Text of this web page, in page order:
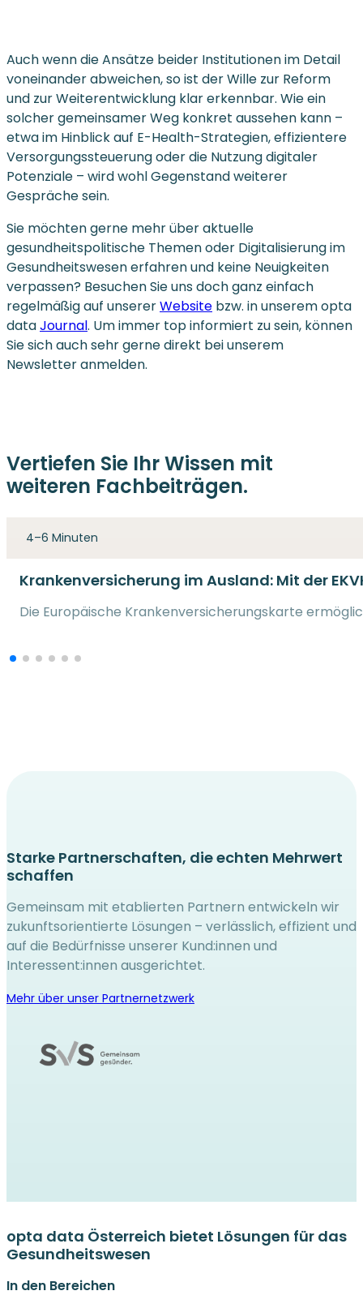
Auch wenn die Ansätze beider Institutionen im Detail
voneinander abweichen, so ist der Wille zur Reform
und zur Weiterentwicklung klar erkennbar. Wie ein
solcher gemeinsamer Weg konkret aussehen kann –
etwa im Hinblick auf E-Health-Strategien, effizientere
Versorgungssteuerung oder die Nutzung digitaler
Potenziale – wird wohl Gegenstand weiterer
Gespräche sein.
Sie möchten gerne mehr über aktuelle
gesundheitspolitische Themen oder Digitalisierung im
Gesundheitswesen erfahren und keine Neuigkeiten
verpassen? Besuchen Sie uns doch ganz einfach
regelmäßig auf unsererWebsite bzw. in unserem opta
dataJournal. Um immer top informiert zu sein, können
Sie sich auch sehr gerne direkt bei unserem
Newsletter anmelden.
Vertiefen Sie Ihr Wissen mit
weiteren Fachbeiträgen.
4–6 Minuten
Krankenversicherung im Ausland: Mit der
Die Europäische Krankenversicherungskarte
Starke Partnerschaften, die echten Mehrwert
schaffen
Gemeinsam mit etablierten Partnern entwickeln wir
zukunftsorientierte Lösungen – verlässlich, effizient und
auf die Bedürfnisse unserer Kund:innen und
Interessent:innen ausgerichtet.
Mehr über unser Partnernetzwerk
opta data Österreich bietet Lösungen für das
Gesundheitswesen
In den Bereichen